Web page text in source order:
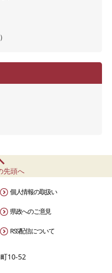
先頭へ
個人情報の取扱い
県政へのご意見
RSS配信について
10-52